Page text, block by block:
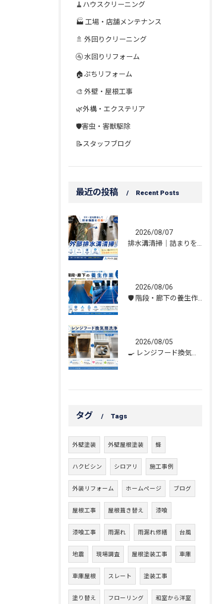
🧹ハウスクリーニング
🏭 工場・店舗メンテナンス
🚿 外回りクリーニング
🚰 水回りリフォーム
🏠ぷちリフォーム
🎨 外壁・屋根工事
🌿外構・エクステリア
🛡️害虫・害獣駆除
📝スタッフブログ
最近の投稿 Recent Posts
2026/08/07
排水溝清掃｜詰まりを解消し、雨水の流れを改善しました！
2026/08/06
🛡️ 階段・廊下の養生作業｜建物を守る丁寧な保護施工
2026/08/05
🍳 レンジフード換気扇洗浄｜頑固な油汚れもスッキリ！
タグ Tags
外壁塗装 外壁屋根塗装 蜂
ハクビシン シロアリ 施工事例
外装リフォーム ホームページ ブログ
屋根工事 屋根葺き替え 漆喰
漆喰工事 雨漏れ 雨漏れ修繕 台風
地震 現場調査 屋根塗装工事 車庫
車庫屋根 スレート 塗装工事
塗り替え フローリング 和室から洋室